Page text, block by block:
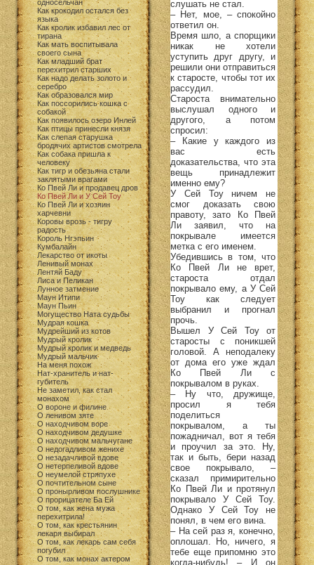
односельчан
Как крокодил остался без
языка
Как кролик избавил лес от
тирана
Как мать воспитывала
своего сына
Как младший брат
перехитрил старших
Как надо делать золото и
серебро
Как образовался мир
Как поссорились кошка с
собакой
Как появилось озеро Инлей
Как птицы принесли князя
Как слепая старушка
бродячих артистов смотрела
Как собака пришла к
человеку
Как тигр и обезьяна стали
заклятыми врагами
Ко Пвей Ли и продавец дров
Ко Пвей Ли и У Сей Тоу
Ко Пвей Ли и хозяин
харчевни
Коровы врозь - тигру
радость
Король Нгэпьин
Кумбалайн
Лекарство от икоты
Ленивый монах
Лентяй Баду
Лиса и Пеликан
Лунное затмение
Маун Итипи
Маун Пьин
Могущество Ната судьбы
Мудрая кошка
Мудрейший из котов
Мудрый кролик
Мудрый кролик и медведь
Мудрый мальчик
На меня похож
Нат-хранитель и нат-
губитель
Не заметил, как стал
монахом
О вороне и филине
О ленивом зяте
О находчивом воре
О находчивом дедушке
О находчивом мальчугане
О недогадливом женихе
О незадачливой вдове
О нетерпеливой вдове
О неумелой стряпухе
О почтительном сыне
О пронырливом послушнике
О прорицателе Ба Ей
О том, как жена мужа
перехитрила!
О том, как крестьянин
лекаря выбирал
О том, как лекарь сам себя
погубил
О том, как монах актером
слушать не стал.
– Нет, мое, – спокойно
ответил он.
Время шло, а спорщики
никак не хотели
уступить друг другу, и
решили они отправиться
к старосте, чтобы тот их
рассудил.
Староста внимательно
выслушал одного и
другого, а потом
спросил:
– Какие у каждого из
вас есть
доказательства, что эта
вещь принадлежит
именно ему?
У Сей Тоу ничем не
смог доказать свою
правоту, зато Ко Пвей
Ли заявил, что на
покрывале имеется
метка с его именем.
Убедившись в том, что
Ко Пвей Ли не врет,
староста отдал
покрывало ему, а У Сей
Тоу как следует
выбранил и прогнал
прочь.
Вышел У Сей Тоу от
старосты с поникшей
головой. А неподалеку
от дома его уже ждал
Ко Пвей Ли с
покрывалом в руках.
– Ну что, дружище,
просил я тебя
поделиться
покрывалом, а ты
пожадничал, вот я тебя
и проучил за это. Ну,
так и быть, бери назад
свое покрывало, –
сказал примирительно
Ко Пвей Ли и протянул
покрывало У Сей Тоу.
Однако У Сей Тоу не
понял, в чем его вина.
– На сей раз я, конечно,
оплошал. Но, ничего, я
тебе еще припомню это
когда-нибудь! – И он